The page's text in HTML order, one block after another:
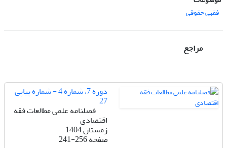
فقهی حقوقی
مراجع
دوره 7، شماره 4 - شماره پیاپی
27
فصلنامه علمی مطالعات فقه
اقتصادی
زمستان 1404
صفحه241-256